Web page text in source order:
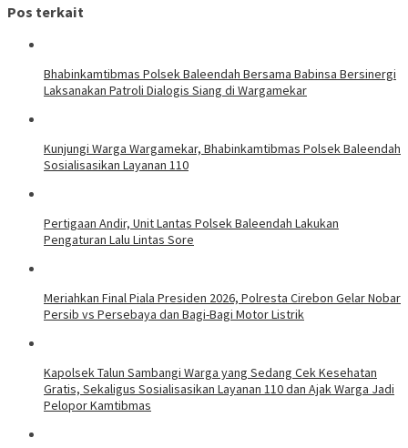
Pos terkait
Bhabinkamtibmas Polsek Baleendah Bersama Babinsa Bersinergi
Laksanakan Patroli Dialogis Siang di Wargamekar
Kunjungi Warga Wargamekar, Bhabinkamtibmas Polsek Baleendah
Sosialisasikan Layanan 110
Pertigaan Andir, Unit Lantas Polsek Baleendah Lakukan
Pengaturan Lalu Lintas Sore
Meriahkan Final Piala Presiden 2026, Polresta Cirebon Gelar Nobar
Persib vs Persebaya dan Bagi-Bagi Motor Listrik
Kapolsek Talun Sambangi Warga yang Sedang Cek Kesehatan
Gratis, Sekaligus Sosialisasikan Layanan 110 dan Ajak Warga Jadi
Pelopor Kamtibmas